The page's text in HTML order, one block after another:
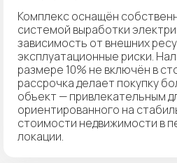
Комплекс оснащён
системой выработки
зависимость от внешних
эксплуатационные риски.
размере 10% не включён в
рассрочка делает покупку
объект — привлекательным
ориентированного на
стоимости недвижимости в
локации.